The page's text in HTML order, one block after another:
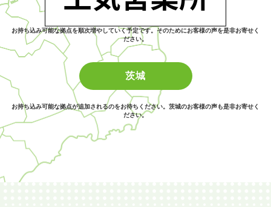
お持ち込み可能な拠点を順次増やしていく予定です。そのためにお客様の声を是非お寄せく
ださい。
茨城
お持ち込み可能な拠点が追加されるのをお待ちください。茨城のお客様の声も是非お寄せく
ださい。